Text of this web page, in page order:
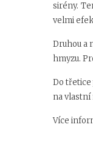
sirény.
velmi
Druhou a
hmyzu.
Do třetice
na vlastní
Více